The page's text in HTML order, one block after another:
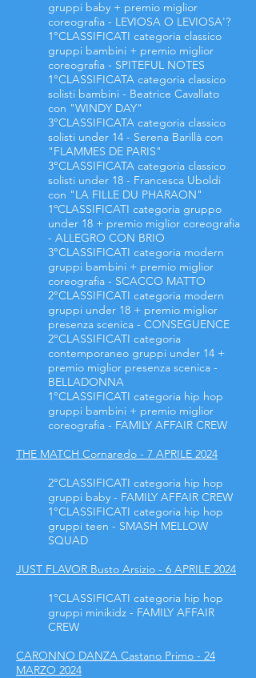
gruppi baby + premio miglior
coreografia - LEVIOSA O LEVIOSA'?
1°CLASSIFICATI categoria classico
gruppi bambini + premio miglior
coreografia - SPITEFUL NOTES
1°CLASSIFICATA categoria classico
solisti bambini - Beatrice Cavallato
con "WINDY DAY"
3°CLASSIFICATA categoria classico
solisti under 14 - Serena Barillà con
"FLAMMES DE PARIS"
3°CLASSIFICATA categoria classico
solisti under 18 - Francesca Uboldi
con "LA FILLE DU PHARAON"
1ºCLASSIFICATI categoria gruppo
under 18 + premio miglior coreografia
- ALLEGRO CON BRIO
3°CLASSIFICATI categoria modern
gruppi bambini + premio miglior
coreografia - SCACCO MATTO
2°CLASSIFICATI categoria modern
gruppi under 18 + premio miglior
presenza scenica - CONSEGUENCE
2°CLASSIFICATI categoria
contemporaneo gruppi under 14 +
premio miglior presenza scenica -
BELLADONNA
1°CLASSIFICATI categoria hip hop
gruppi bambini + premio miglior
coreografia - FAMILY AFFAIR CREW
THE MATCH Cornaredo - 7 APRILE 2024
2°CLASSIFICATI categoria hip hop
gruppi baby - FAMILY AFFAIR CREW
1°CLASSIFICATI categoria hip hop
gruppi teen - SMASH MELLOW
SQUAD
JUST FLAVOR Busto Arsizio - 6 APRILE 2024
1°CLASSIFICATI categoria hip hop
gruppi minikidz - FAMILY AFFAIR
CREW
CARONNO DANZA Castano Primo - 24
MARZO 2024